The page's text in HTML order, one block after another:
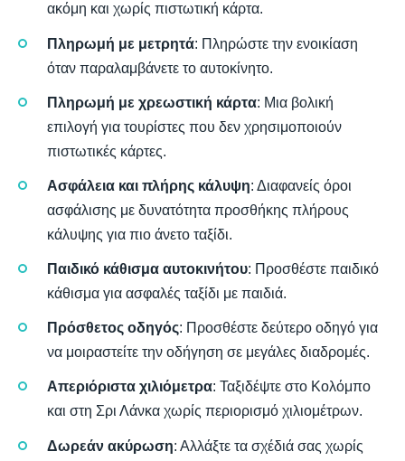
ακόμη και χωρίς πιστωτική κάρτα.
Πληρωμή με μετρητά: Πληρώστε την ενοικίαση
όταν παραλαμβάνετε το αυτοκίνητο.
Πληρωμή με χρεωστική κάρτα: Μια βολική
επιλογή για τουρίστες που δεν χρησιμοποιούν
πιστωτικές κάρτες.
Ασφάλεια και πλήρης κάλυψη: Διαφανείς όροι
ασφάλισης με δυνατότητα προσθήκης πλήρους
κάλυψης για πιο άνετο ταξίδι.
Παιδικό κάθισμα αυτοκινήτου: Προσθέστε παιδικό
κάθισμα για ασφαλές ταξίδι με παιδιά.
Πρόσθετος οδηγός: Προσθέστε δεύτερο οδηγό για
να μοιραστείτε την οδήγηση σε μεγάλες διαδρομές.
Απεριόριστα χιλιόμετρα: Ταξιδέψτε στο Κολόμπο
και στη Σρι Λάνκα χωρίς περιορισμό χιλιομέτρων.
Δωρεάν ακύρωση: Αλλάξτε τα σχέδιά σας χωρίς